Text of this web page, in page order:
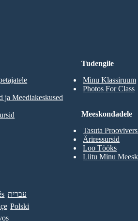
Tudengile
Minu Klassiruum
Photos For Class
ja Meediakeskused
Meeskondadele
Tasuta
Äriressursid
Loo Tööks
Liitu Minu
עברית
Polski